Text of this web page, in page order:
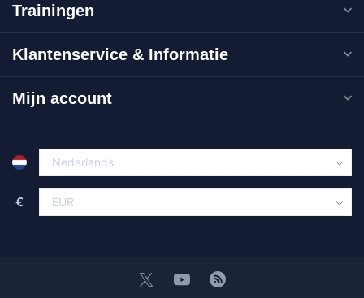
Trainingen
Klantenservice & Informatie
Mijn account
€